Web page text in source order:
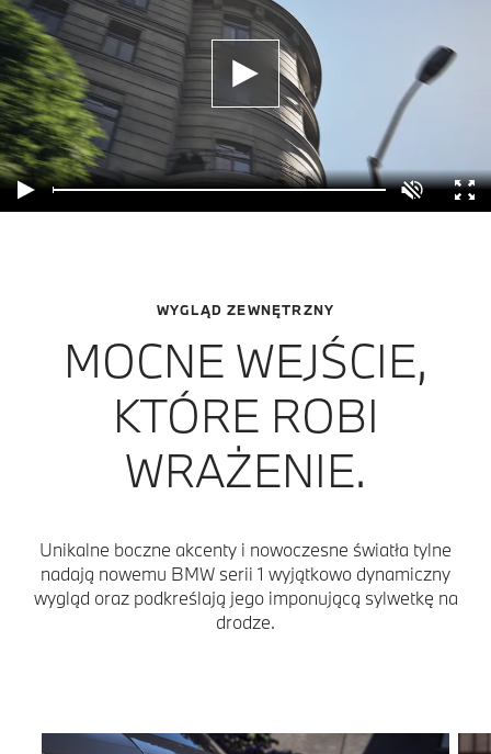
WYGLĄD ZEWNĘTRZNY
MOCNE WEJŚCIE,
KTÓRE ROBI
WRAŻENIE.
Unikalne boczne akcenty i nowoczesne światła tylne
nadają nowemu BMW serii 1 wyjątkowo dynamiczny
wygląd oraz podkreślają jego imponującą sylwetkę na
drodze.